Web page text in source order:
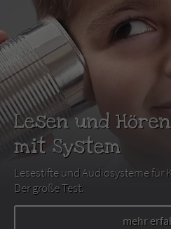
Lesen und Hören
mit System
Lesestifte und Audiosysteme für
Der große Test.
mehr